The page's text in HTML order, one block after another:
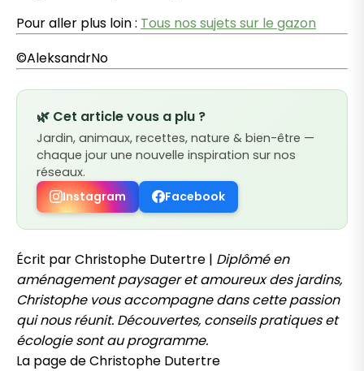
Pour aller plus loin : Tous nos sujets sur le gazon
©AleksandrNo
🌿 Cet article vous a plu ?
Jardin, animaux, recettes, nature & bien-être —
chaque jour une nouvelle inspiration sur nos
réseaux.
Instagram
Facebook
Écrit par Christophe Dutertre | Diplômé en
aménagement paysager et amoureux des jardins,
Christophe vous accompagne dans cette passion
qui nous réunit. Découvertes, conseils pratiques et
écologie sont au programme.
La page de Christophe Dutertre